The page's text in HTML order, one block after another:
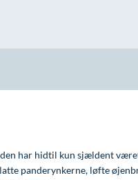
har hidtil kun sjældent
panderynkerne, løfte